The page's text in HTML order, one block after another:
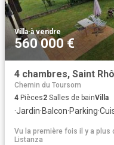
Villa·à vendre
560 000 €
4 chambres, Saint
Chemin du Toursom
4 Pièces2 Salles de bainVilla
·Jardin·Balcon·Parking·
Vu la première fois il y a plus
Listanza